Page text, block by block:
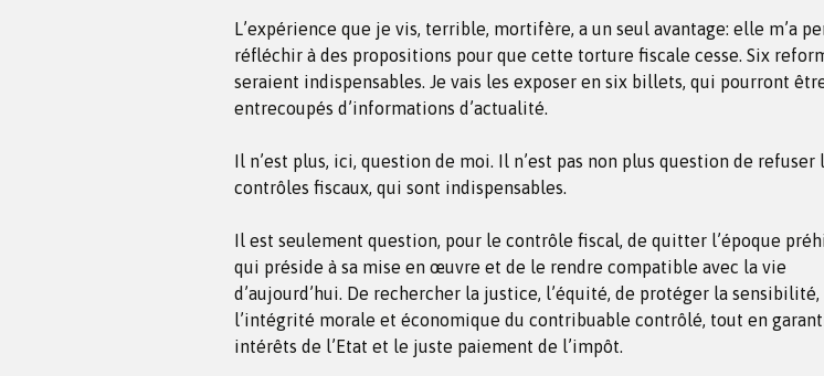
L’expérience que je vis, terrible, mortifère, a un seul avantage: elle m’a
réfléchir à des propositions pour que cette torture fiscale cesse. Six
seraient indispensables. Je vais les exposer en six billets, qui pourront
entrecoupés d’informations d’actualité.
Il n’est plus, ici, question de moi. Il n’est pas non plus question de refuser
contrôles fiscaux, qui sont indispensables.
Il est seulement question, pour le contrôle fiscal, de quitter l’époque
qui préside à sa mise en œuvre et de le rendre compatible avec la vie
d’aujourd’hui. De rechercher la justice, l’équité, de protéger la sensibilité,
l’intégrité morale et économique du contribuable contrôlé, tout en
intérêts de l’Etat et le juste paiement de l’impôt.